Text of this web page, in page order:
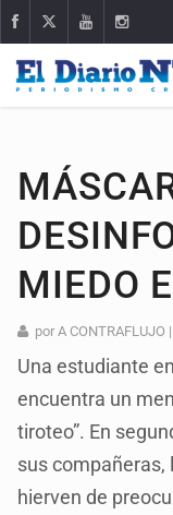
MIEDO
por A CONTRAFLUJO
Una estudiante
encuentra un
tiroteo”. En
sus compañeras,
hierven de